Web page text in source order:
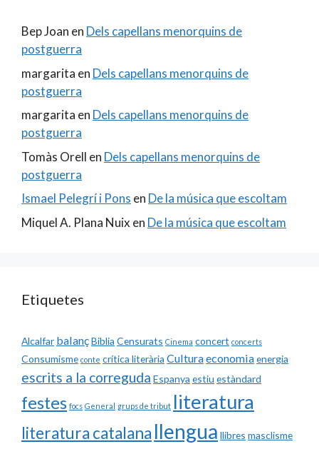
Bep Joan en Dels capellans menorquins de
postguerra
margarita en Dels capellans menorquins de
postguerra
margarita en Dels capellans menorquins de
postguerra
Tomàs Orell en Dels capellans menorquins de
postguerra
Ismael Pelegrí i Pons en De la música que escoltam
Miquel A. Plana Nuix en De la música que escoltam
Etiquetes
Alcalfar balançBiblia Censurats Cinema concert concerts
Consumisme conte crítica literària Culturaeconomiaenergia
escrits a la correguda Espanya estiu estàndard
festes focs General grups de tribut literatura
literatura catalana llengua llibres masclisme